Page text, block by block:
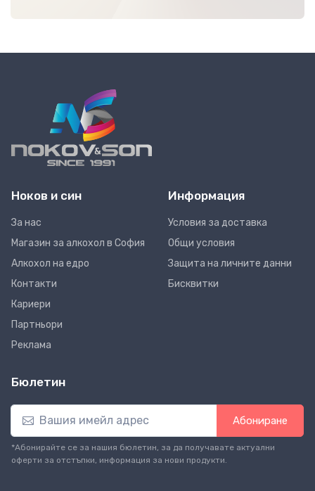
Ноков и син
За нас
Магазин за алкохол в София
Алкохол на едро
Контакти
Кариери
Партньори
Реклама
Информация
Условия за доставка
Общи условия
Защита на личните данни
Бисквитки
Бюлетин
Абониране
*Абонирайте се за нашия бюлетин, за да получавате актуални
оферти за отстъпки, информация за нови продукти.